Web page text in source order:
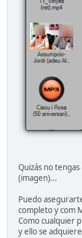
Quizás no
(imagen)...
Puedo
completo y com
Como cualquier
y ello se